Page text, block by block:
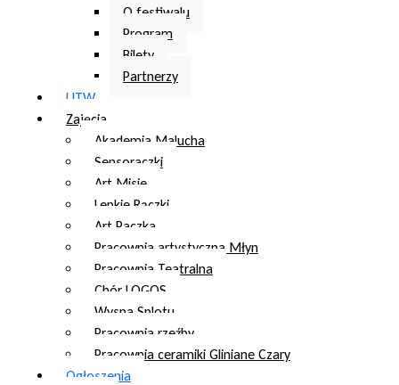
O festiwalu
Program
Bilety
Partnerzy
UTW
Zajęcia
Akademia Malucha
Sensoraczki
Art Misie
Lepkie Rączki
Art Paczka
Pracownia artystyczna Młyn
Pracownia Teatralna
Chór LOGOS
Wyspa Splotu
Pracownia rzeźby
Pracownia ceramiki Gliniane Czary
Ogłoszenia